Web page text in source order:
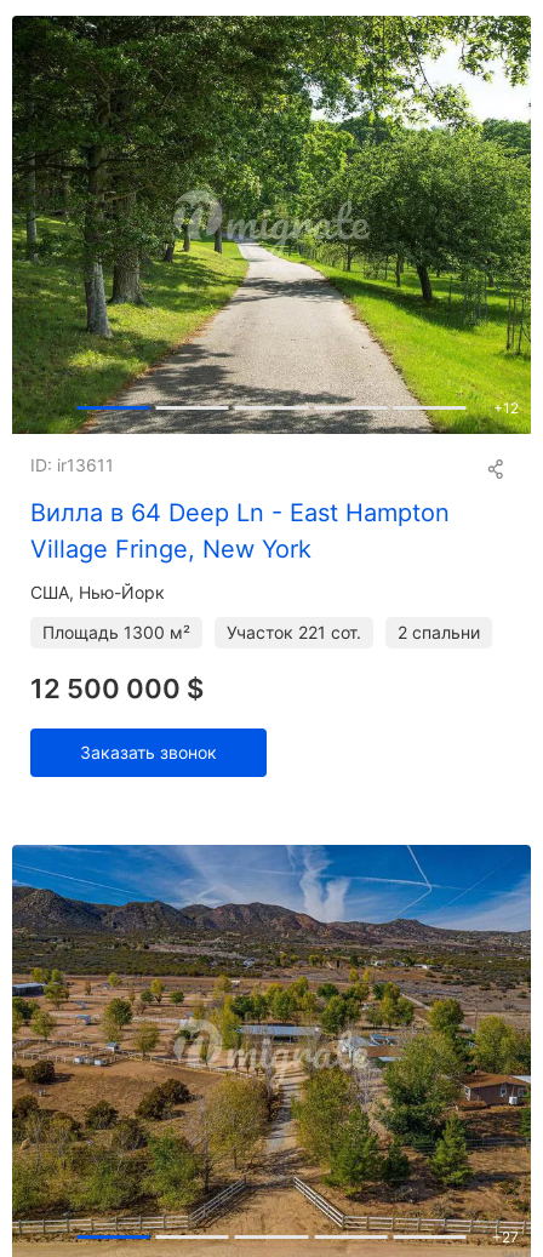
+12
Вилла в 64 Deep Ln - East Hampton
Village Fringe, New York
ID: ir13611
США, Нью-Йорк
Площадь 1300 м² Участок 221 сот. 2 спальни
12 500 000 $
Заказать звонок
+27